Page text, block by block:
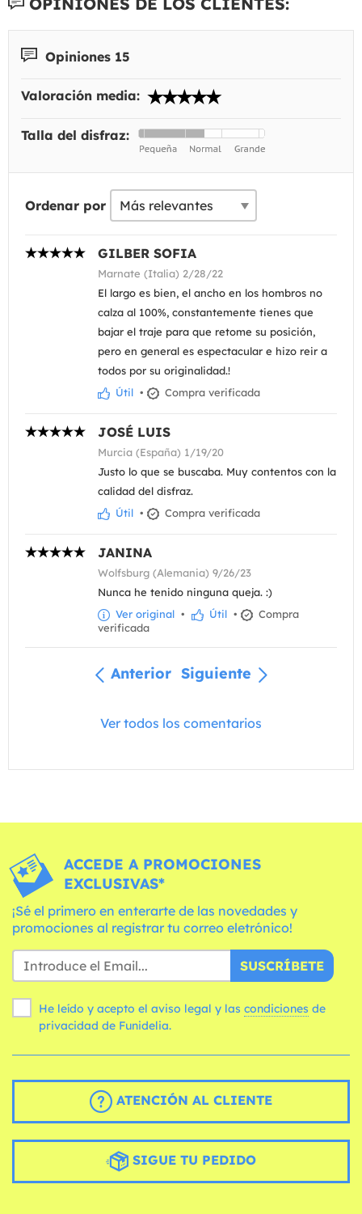
Opiniones 15
Valoración media:
Talla del disfraz:
Ordenar por
GILBER SOFIA
Marnate (Italia) 2/28/22
El largo es bien, el ancho en los hombros no
calza al 100%, constantemente tienes que
bajar el traje para que retome su posición,
pero en general es espectacular e hizo reir a
todos por su originalidad.!
Útil • Compra verificada
JOSÉ LUIS
Murcia (España) 1/19/20
Justo lo que se buscaba. Muy contentos con la
calidad del disfraz.
Útil • Compra verificada
JANINA
Wolfsburg (Alemania) 9/26/23
Nunca he tenido ninguna queja. :)
Ver original • Útil •
Compra
verificada
Anterior Siguiente
Ver todos los comentarios
ACCEDE A PROMOCIONES
EXCLUSIVAS*
¡Sé el primero en enterarte de las novedades y
promociones al registrar tu correo eletrónico!
SUSCRÍBETE
He leído y acepto el aviso legal y las condiciones
privacidad de Funidelia.
ATENCIÓN AL CLIENTE
SIGUE TU PEDIDO